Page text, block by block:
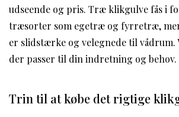
udseende og pris. Træ klikgulve fås i
træsorter som egetræ og fyrretræ,
er slidstærke og velegnede til
der passer til din indretning og behov.
Trin til at købe det rigtige